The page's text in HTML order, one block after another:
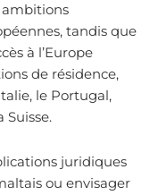
ambitions
tandis que
à l’Europe
de résidence,
le Portugal,
Suisse.
juridiques
ou envisager